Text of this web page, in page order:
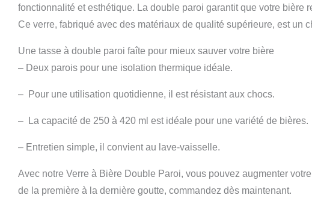
fonctionnalité et esthétique. La double paroi garantit que votre bière
Ce verre, fabriqué avec des matériaux de qualité supérieure, est
Une tasse à double paroi faîte pour mieux sauver votre bière
– Deux parois pour une isolation thermique idéale.
– Pour une utilisation quotidienne, il est résistant aux chocs.
– La capacité de 250 à 420 ml est idéale pour une variété de bières.
– Entretien simple, il convient au lave-vaisselle.
Avec notre Verre à Bière Double Paroi, vous pouvez augmenter
de la première à la dernière goutte, commandez dès maintenant.